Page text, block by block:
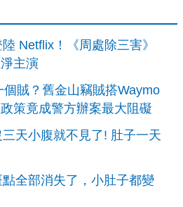
Netflix！《周處除三害》
主演
賊？舊金山竊賊搭Waymo
策竟成警方辦案最大阻礙
天小腹就不見了! 肚子一天
全部消失了，小肚子都變